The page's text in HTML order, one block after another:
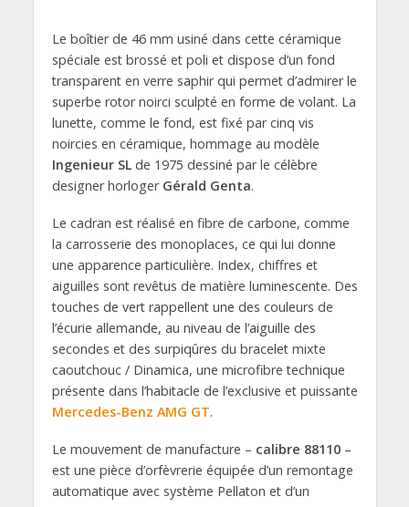
Le boîtier de 46 mm usiné dans cette céramique
spéciale est brossé et poli et dispose d’un fond
transparent en verre saphir qui permet d’admirer le
superbe rotor noirci sculpté en forme de volant. La
lunette, comme le fond, est fixé par cinq vis
noircies en céramique, hommage au modèle
Ingenieur SLde 1975 dessiné par le célèbre
designer horloger Gérald Genta.
Le cadran est réalisé en fibre de carbone, comme
la carrosserie des monoplaces, ce qui lui donne
une apparence particulière. Index, chiffres et
aiguilles sont revêtus de matière luminescente. Des
touches de vert rappellent une des couleurs de
l’écurie allemande, au niveau de l’aiguille des
secondes et des surpiqûres du bracelet mixte
caoutchouc / Dinamica, une microfibre technique
présente dans l’habitacle de l’exclusive et puissante
Mercedes-Benz AMG GT.
Le mouvement de manufacture – calibre 88110–
est une pièce d’orfèvrerie équipée d’un remontage
automatique avec système Pellaton et d’un